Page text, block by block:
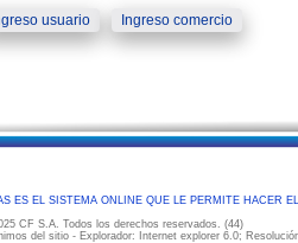
ES EL SISTEMA ONLINE QUE LE PERMITE HACER
CF S.A. Todos los derechos reservados. (44)
del sitio - Explorador: Internet explorer 6.0;